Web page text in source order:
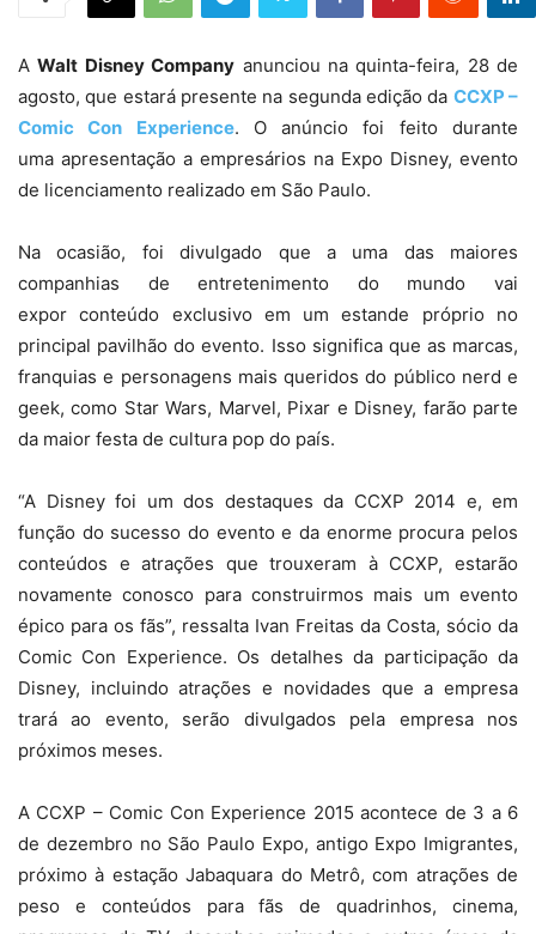
AWalt Disney Company anunciou na quinta-feira, 28 de
agosto, que estará presente na segunda edição da CCXP –
Comic Con Experience. O anúncio foi feito durante
uma apresentação a empresários na Expo Disney, evento
de licenciamento realizado em São Paulo.
Na ocasião, foi divulgado que a uma das maiores
companhias de entretenimento do mundo vai
expor conteúdo exclusivo em um estande próprio no
principal pavilhão do evento. Isso significa que as marcas,
franquias e personagens mais queridos do público nerd e
geek, como Star Wars, Marvel, Pixar e Disney, farão parte
da maior festa de cultura pop do país.
“A Disney foi um dos destaques da CCXP 2014 e, em
função do sucesso do evento e da enorme procura pelos
conteúdos e atrações que trouxeram à CCXP, estarão
novamente conosco para construirmos mais um evento
épico para os fãs”, ressalta Ivan Freitas da Costa, sócio da
Comic Con Experience. Os detalhes da participação da
Disney, incluindo atrações e novidades que a empresa
trará ao evento, serão divulgados pela empresa nos
próximos meses.
A CCXP – Comic Con Experience 2015 acontece de 3 a 6
de dezembro no São Paulo Expo, antigo Expo Imigrantes,
próximo à estação Jabaquara do Metrô, com atrações de
peso e conteúdos para fãs de quadrinhos, cinema,